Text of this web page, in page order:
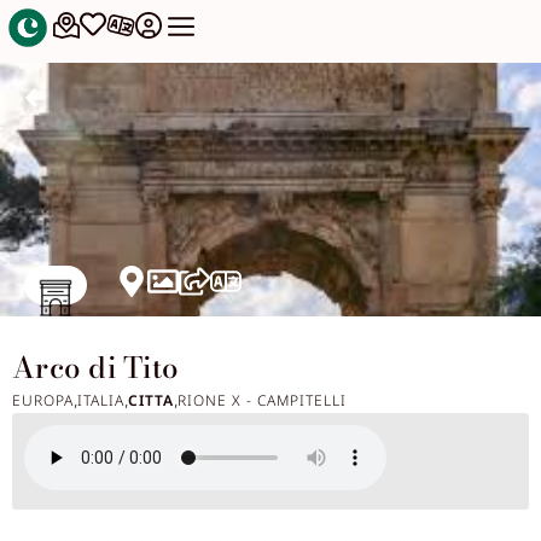
Arco di Tito
EUROPA,ITALIA,CITTA,RIONE X - CAMPITELLI